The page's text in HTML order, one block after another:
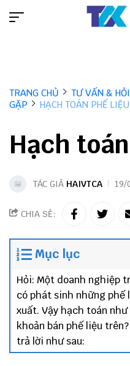
TRANG CHỦ TƯ VẤN &
GẶP
HẠCH TOÁN PHẾ LIỆU
Hạch
TÁC GIẢ HAIVTCA 19/
CHIA SẺ:
Mục lục
Hỏi: Một doanh nghiệp
có phát sinh những
xuất. Vậy hạch toán
khoản bán phế liệu
trả lời như sau: